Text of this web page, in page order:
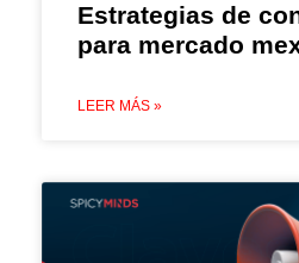
Estrategias de
para mercado
LEER MÁS »